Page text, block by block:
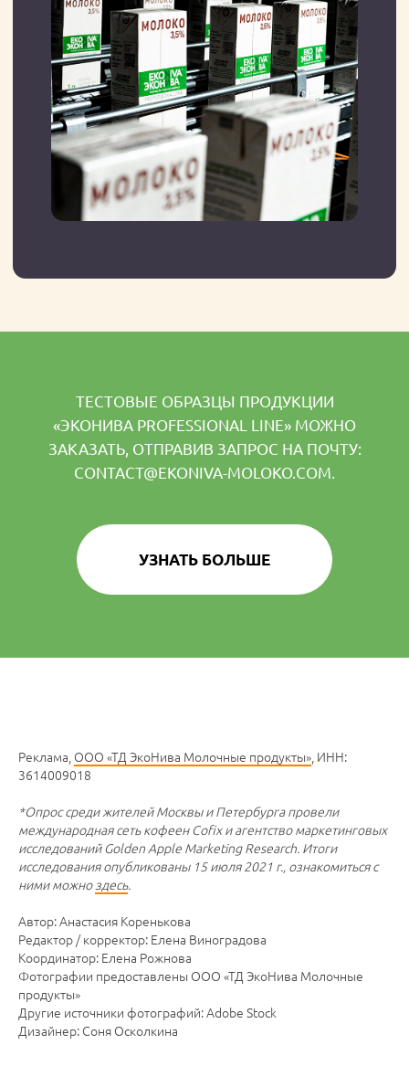
Реклама, ООО «ТД ЭкоНива Молочные продукты», ИНН:
3614009018
*Опрос среди жителей Москвы и Петербурга провели
международная сеть кофеен Cofix и агентство маркетинговых
исследований Golden Apple Marketing Research. Итоги
исследования опубликованы 15 июля 2021 г., ознакомиться с
ними можноздесь.
Автор: Анастасия Коренькова
Редактор / корректор: Елена Виноградова
Координатор: Елена Рожнова
Фотографии предоставлены ООО «ТД ЭкоНива Молочные
продукты»
Другие источники фотографий: Adobe Stock
Дизайнер: Соня Осколкина